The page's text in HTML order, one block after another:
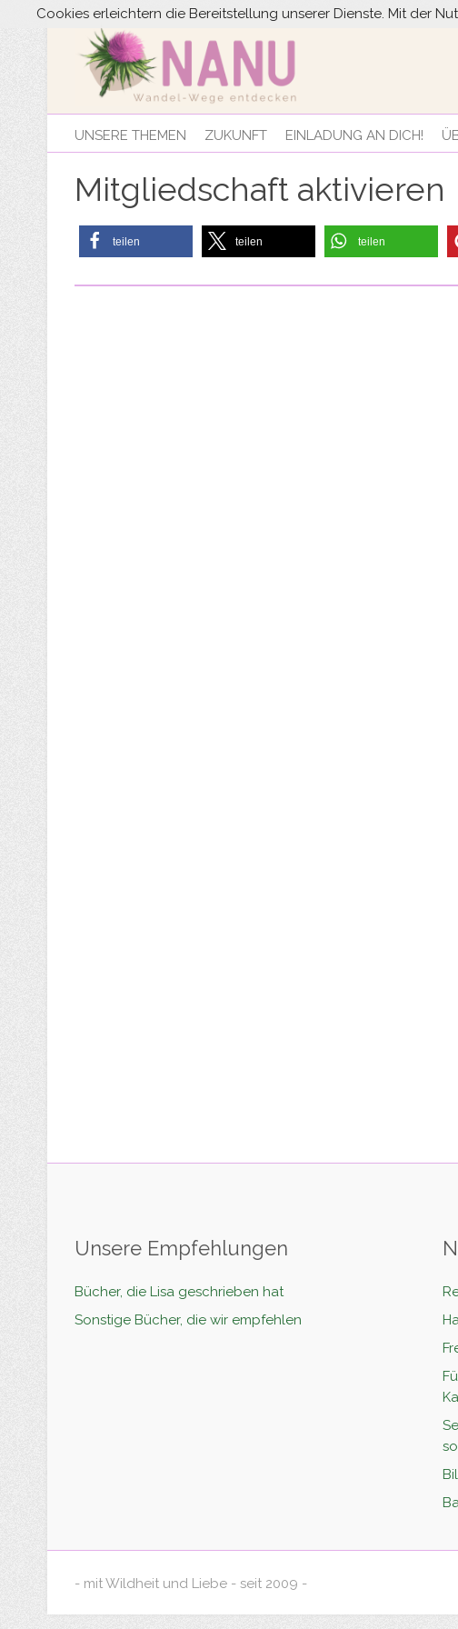
UNSERE THEMEN ZUKUNFT EINLADUNG AN DICH!
Mitgliedschaft aktivieren
teilen teilen teilen
Unsere Empfehlungen
Bücher, die Lisa geschrieben hat
Sonstige Bücher, die wir empfehlen
- mit Wildheit und Liebe - seit 2009 -
Cookies erleichtern die Bereitstellung unserer Dienste. Mit der